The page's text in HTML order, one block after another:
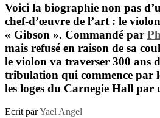
Voici la biographie non pas
chef-d’œuvre de l’art : le
« Gibson ». Commandé par
mais refusé en raison de sa
le violon va traverser 300 ans
tribulation qui commence par
les loges du Carnegie Hall par
Ecrit parYael Angel